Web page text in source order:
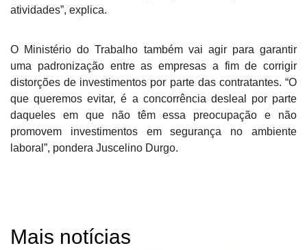
atividades”, explica.
O Ministério do Trabalho também vai agir para garantir
uma padronização entre as empresas a fim de corrigir
distorções de investimentos por parte das contratantes. “O
que queremos evitar, é a concorrência desleal por parte
daqueles em que não têm essa preocupação e não
promovem investimentos em segurança no ambiente
laboral”, pondera Juscelino Durgo.
Mais notícias